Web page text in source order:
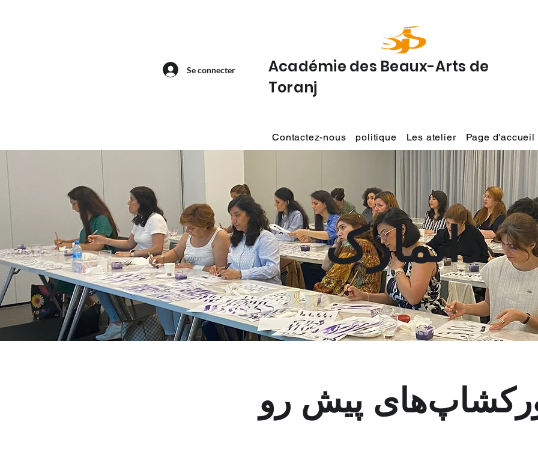
Se connecter
Académie des Beaux-Arts de
Toranj
Contactez-nous politique Les atelier Page d'accueil
دانمارک
پیش رو